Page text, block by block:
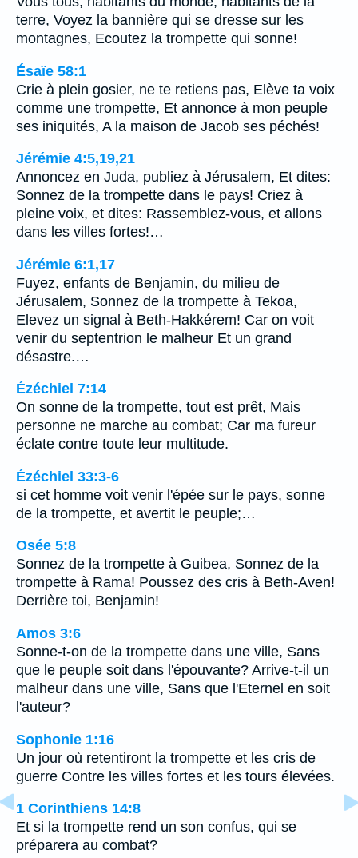
terre, Voyez la bannière qui se dresse sur les
montagnes, Ecoutez la trompette qui sonne!
Ésaïe 58:1
Crie à plein gosier, ne te retiens pas, Elève ta voix
comme une trompette, Et annonce à mon peuple
ses iniquités, A la maison de Jacob ses péchés!
Jérémie 4:5,19,21
Annoncez en Juda, publiez à Jérusalem, Et dites:
Sonnez de la trompette dans le pays! Criez à
pleine voix, et dites: Rassemblez-vous, et allons
dans les villes fortes!…
Jérémie 6:1,17
Fuyez, enfants de Benjamin, du milieu de
Jérusalem, Sonnez de la trompette à Tekoa,
Elevez un signal à Beth-Hakkérem! Car on voit
venir du septentrion le malheur Et un grand
désastre.…
Ézéchiel 7:14
On sonne de la trompette, tout est prêt, Mais
personne ne marche au combat; Car ma fureur
éclate contre toute leur multitude.
Ézéchiel 33:3-6
si cet homme voit venir l'épée sur le pays, sonne
de la trompette, et avertit le peuple;…
Osée 5:8
Sonnez de la trompette à Guibea, Sonnez de la
trompette à Rama! Poussez des cris à Beth-Aven!
Derrière toi, Benjamin!
Amos 3:6
Sonne-t-on de la trompette dans une ville, Sans
que le peuple soit dans l'épouvante? Arrive-t-il un
malheur dans une ville, Sans que l'Eternel en soit
l'auteur?
Sophonie 1:16
Un jour où retentiront la trompette et les cris de
guerre Contre les villes fortes et les tours élevées.
1 Corinthiens 14:8
Et si la trompette rend un son confus, qui se
préparera au combat?